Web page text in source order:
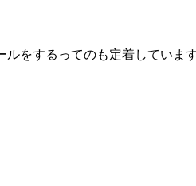
をするってのも定着していま